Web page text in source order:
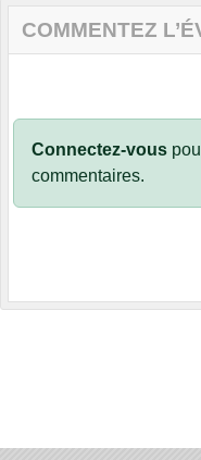
COMMENTEZ
Connectez-vous
commentaires.